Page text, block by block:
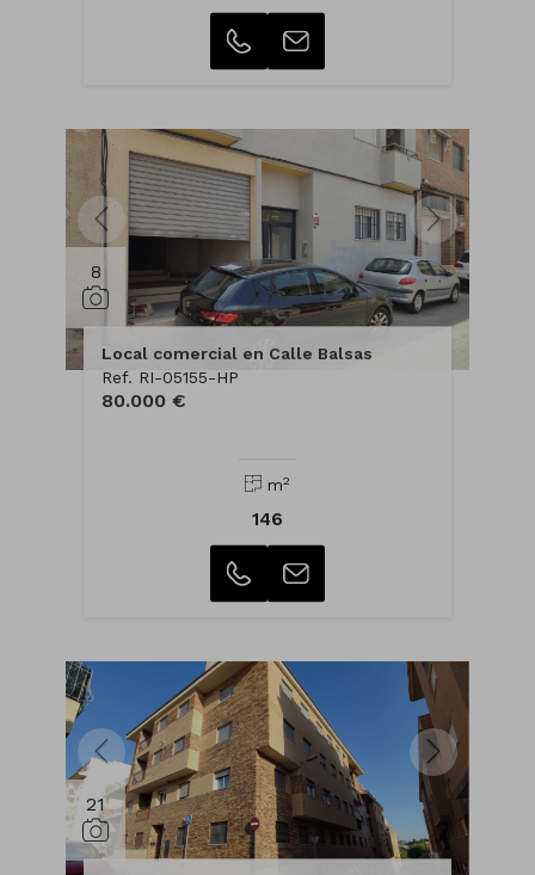
8
Local comercial en Calle Balsas
Ref. RI-05155-HP
80.000 €
m2
146
21